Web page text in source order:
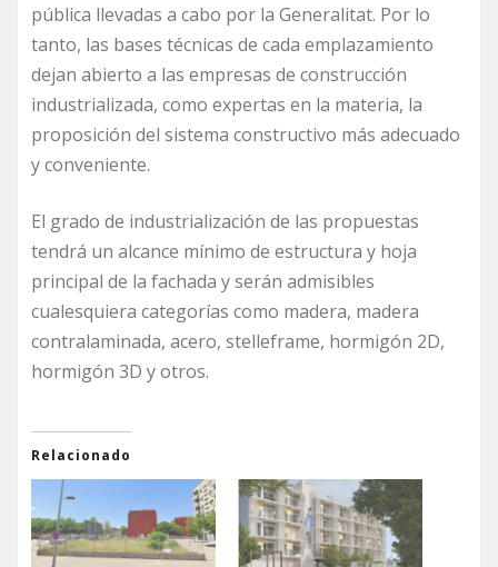
pública llevadas a cabo por la Generalitat. Por lo
tanto, las bases técnicas de cada emplazamiento
dejan abierto a las empresas de construcción
industrializada, como expertas en la materia, la
proposición del sistema constructivo más adecuado
y conveniente.
El grado de industrialización de las propuestas
tendrá un alcance mínimo de estructura y hoja
principal de la fachada y serán admisibles
cualesquiera categorías como madera, madera
contralaminada, acero, stelleframe, hormigón 2D,
hormigón 3D y otros.
Relacionado